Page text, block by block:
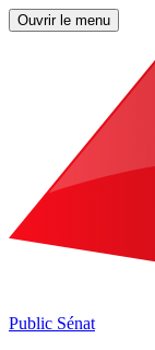
Ouvrir le menu
Public Sénat